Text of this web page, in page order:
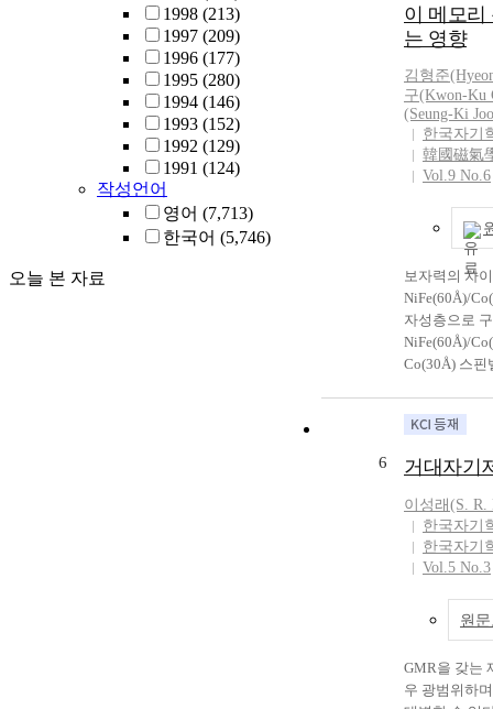
1998 (213)
1997 (209)
1996 (177)
1995 (280)
1994 (146)
1993 (152)
1992 (129)
1991 (124)
작성언어
영어 (7,713)
한국어 (5,746)
오늘 본 자료
있다. 이번 발표에서, 우리는
Si/SiO2 기판
방성을 갖는
Ta/Pt/Co/[Ni/
O/Ta 구조를
sputtering 시
작했으며
이 갖는
의존성 관측
저온 측정 시
Free
용하여 비정
(anomalous
서 300 K까지
력, 스핀 오빗
등 다른 물리
따른 경향성
자 한다.
커나 모터 등
이 사용되고
특성화가 요
자동차용 모
다. 최근 희토
다시 상승하
등으로 인하
업용 모터나
모터 등에도
의 적용이 검
년대 이후 Sr
트에서
동시에
하면 결정자
서의 보자력
되는 것이 보
나, 이러한 Sr-
Co계 페라이
자석을 대체
기특성이 부
석의 고특성
계 M형 페라
석이 주목받
Sr계 및 Ba계
포화자화
이 메모리
는 영향
김형준
구(Kwon-Ku
(Seung-Ki
한국자기
韓國磁氣
Vol.9 No.6
보자력의 차
NiFe(60Å)/
자성층으로
NiFe(60Å)/
Co(30Å) 스핀
패턴하고, 형
에 미치는 영
다. 자기저항
및 스위칭 특
따라 1 ㎃의
Oe 이내의
브 박막의 증
이방성과 스
각형 형태의
6 거대자기
이성래(S. R.
한국자기
한국자기
Vol.5 No.3
원
GMR을 갖는
우 광범위하